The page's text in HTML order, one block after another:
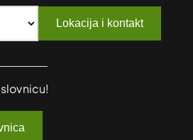
Lokacija i kontakt